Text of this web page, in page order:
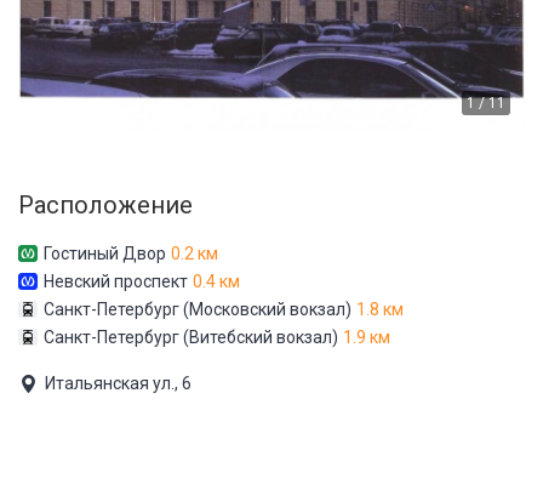
1 / 11
Расположение
Гостиный Двор 0.2 км
Невский проспект 0.4 км
Санкт-Петербург (Московский вокзал) 1.8 км
Санкт-Петербург (Витебский вокзал) 1.9 км
Итальянская ул., 6